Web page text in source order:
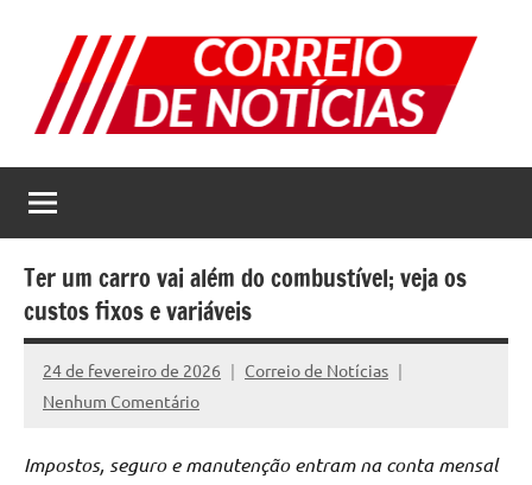
conteúdo
Correio
de
Notícias
as
melhores
notícias
internet
Ter um carro vai além do combustível; veja os
custos fixos e variáveis
24 de fevereiro de 2026
Correio de Notícias
Nenhum Comentário
Impostos, seguro e manutenção entram na conta mensal